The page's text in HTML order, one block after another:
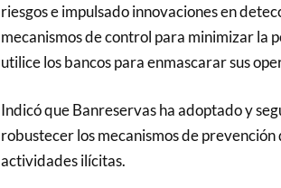
riesgos e impulsado innovaciones en
mecanismos de control para minimizar la
utilice los bancos para enmascarar sus
Indicó que Banreservas ha adoptado y
robustecer los mecanismos de
actividades ilícitas.